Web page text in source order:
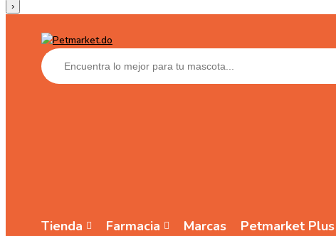
›
Tienda Farmacia Marcas Petmarket Plus